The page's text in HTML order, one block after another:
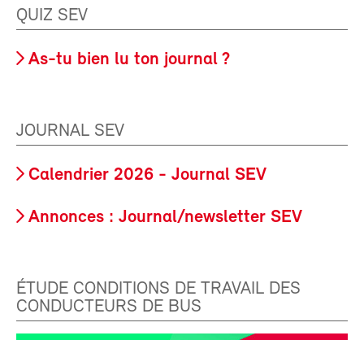
QUIZ SEV
As-tu bien lu ton journal ?
JOURNAL SEV
Calendrier 2026 - Journal SEV
Annonces : Journal/newsletter SEV
ÉTUDE CONDITIONS DE TRAVAIL DES
CONDUCTEURS DE BUS